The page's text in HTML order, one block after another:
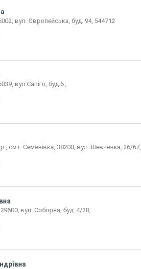
вул. Європейська, буд. 94, 544712
вул.Сапіго, буд.6 ,
смт. Семенівка, 38200, вул. Шевченка, 26/67,
вул. Соборна, буд. 4/28,